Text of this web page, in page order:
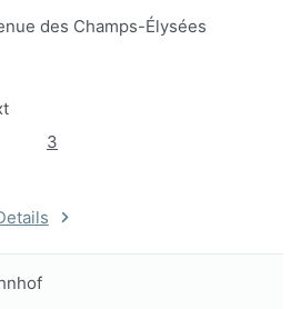
des Champs-Élysées
3